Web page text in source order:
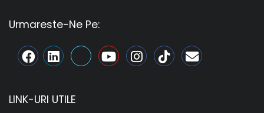
Urmareste-Ne Pe:
LINK-URI UTILE